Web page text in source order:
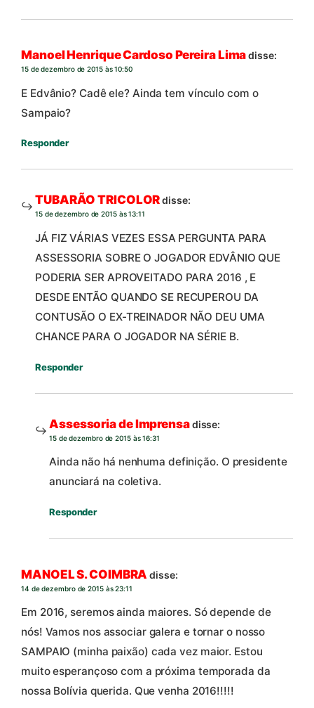
Manoel Henrique Cardoso Pereira Limadisse:
15 de dezembro de 2015 às 10:50
E Edvânio? Cadê ele? Ainda tem vínculo com o
Sampaio?
Responder
TUBARÃO TRICOLORdisse:
15 de dezembro de 2015 às 13:11
JÁ FIZ VÁRIAS VEZES ESSA PERGUNTA PARA
ASSESSORIA SOBRE O JOGADOR EDVÂNIO QUE
PODERIA SER APROVEITADO PARA 2016 , E
DESDE ENTÃO QUANDO SE RECUPEROU DA
CONTUSÃO O EX-TREINADOR NÃO DEU UMA
CHANCE PARA O JOGADOR NA SÉRIE B.
Responder
Assessoria de Imprensadisse:
15 de dezembro de 2015 às 16:31
Ainda não há nenhuma definição. O presidente
anunciará na coletiva.
Responder
MANOEL S. COIMBRA disse:
14 de dezembro de 2015 às 23:11
Em 2016, seremos ainda maiores. Só depende de
nós! Vamos nos associar galera e tornar o nosso
SAMPAIO (minha paixão) cada vez maior. Estou
muito esperançoso com a próxima temporada da
nossa Bolívia querida. Que venha 2016!!!!!